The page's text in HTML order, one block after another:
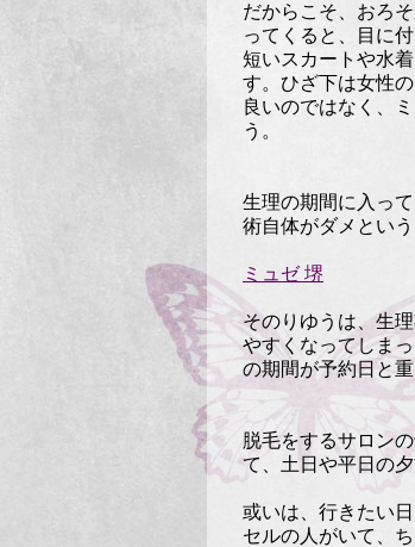
だからこそ、おろ
ってくると、目に
短いスカートや水
す。ひざ下は女性
良いのではなく、
う。
生理の期間に入っ
術自体がダメとい
ミュゼ 堺
そのりゆうは、生
やすくなってしま
の期間が予約日と
脱毛をするサロン
て、土日や平日の
或いは、行きたい
セルの人がいて、